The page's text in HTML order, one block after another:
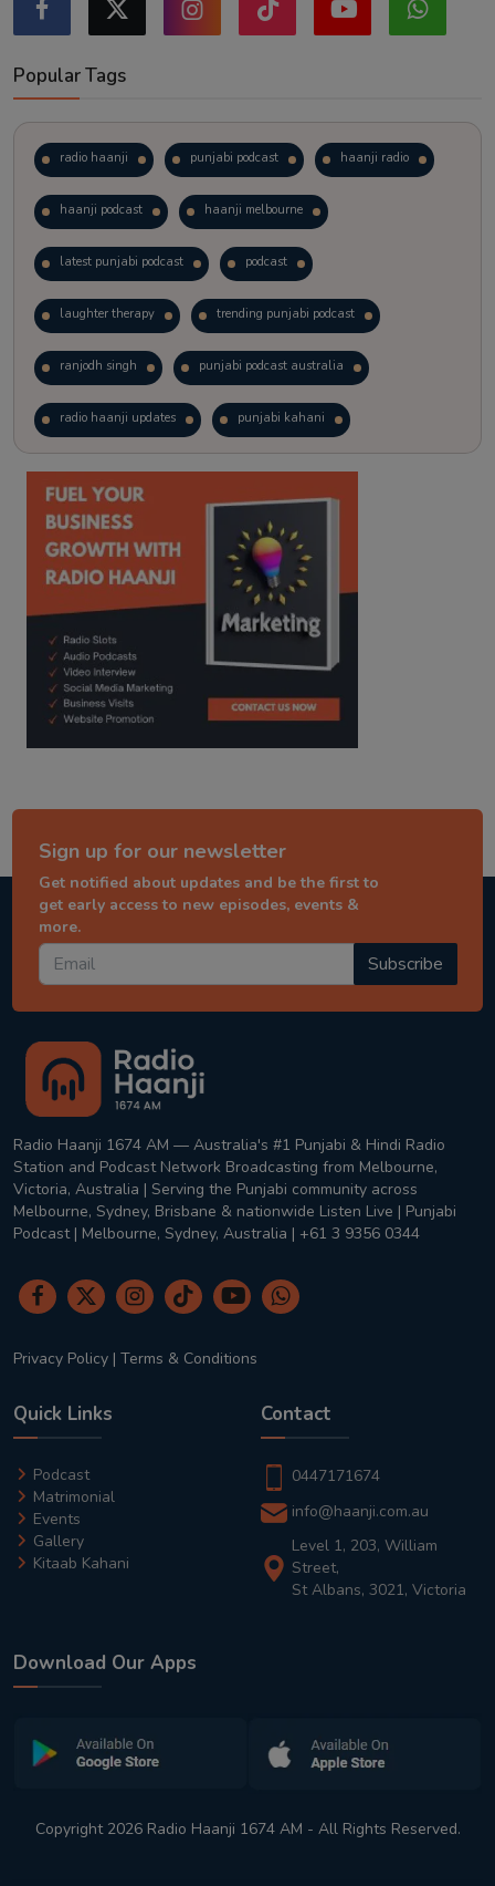
Popular Tags
radio haanji punjabi podcast haanji radio
haanji podcast haanji melbourne
latest punjabi podcast podcast
laughter therapy trending punjabi podcast
ranjodh singh punjabi podcast australia
radio haanji updates punjabi kahani
kitaab kahani punjabi story
Sign up for our newsletter
Get notified about updates and be the first to
get early access to new episodes, events &
more.
Subscribe
Radio Haanji 1674 AM — Australia's #1 Punjabi & Hindi Radio
Station and Podcast Network Broadcasting from Melbourne,
Victoria, Australia | Serving the Punjabi community across
Melbourne, Sydney, Brisbane & nationwide Listen Live | Punjabi
Podcast | Melbourne, Sydney, Australia | +61 3 9356 0344
Privacy Policy | Terms & Conditions
Quick Links
Podcast
Matrimonial
Events
Gallery
Kitaab Kahani
Contact
0447171674
info@haanji.com.au
Level 1, 203, William
Street,
St Albans, 3021, Victoria
Download Our Apps
Copyright 2026 Radio Haanji 1674 AM - All Rights Reserved.